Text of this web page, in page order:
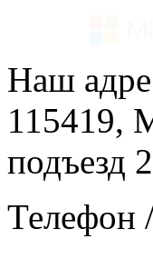
Наш
115419,
подъезд
Телефон